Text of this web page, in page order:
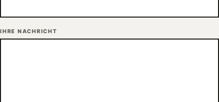
IHRE NACHRICHT